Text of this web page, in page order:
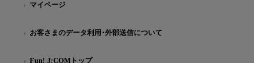
マイページ
お客さまのデータ利用･外部送信について
Fun! J:COMトップ